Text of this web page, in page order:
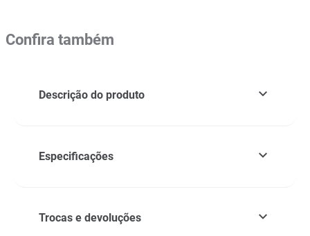
Confira também
Descrição do produto
Especificações
Trocas e devoluções